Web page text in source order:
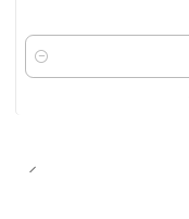
Cantidad